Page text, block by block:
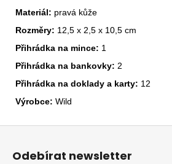
Materiál: pravá kůže
Rozměry: 12,5 x 2,5 x 10,5 cm
Přihrádka na mince: 1
Přihrádka na bankovky: 2
Přihrádka na doklady a karty: 12
Výrobce: Wild
Z
Odebírat newsletter